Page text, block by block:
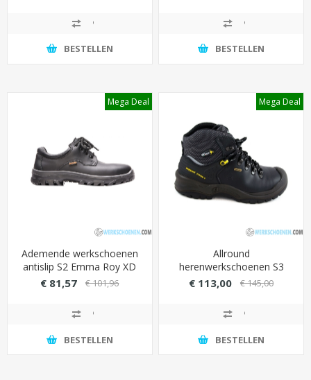
BESTELLEN BESTELLEN
Mega Deal
Ademende werkschoenen
antislip S2 Emma Roy XD
(Grote maat t/m 49)
€ 81,57 € 101,96
BESTELLEN
Mega Deal
Allround
herenwerkschoenen S3
Grisport 70211 Sympatex
€ 113,00 € 145,00
BESTELLEN